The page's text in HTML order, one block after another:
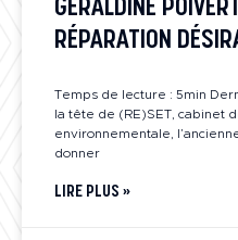
GÉRALDINE
RÉPARATION
Temps de lecture : 5min
la tête de (RE)SET, cabinet
environnementale,
donner
LIRE PLUS »